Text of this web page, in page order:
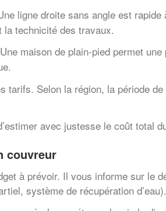
ligne droite sans angle est
la technicité des travaux.
maison de plain-pied permet
tarifs. Selon la région, la période
avec justesse le coût total
couvreur
à prévoir. Il vous informe sur
système de récupération d’eau).